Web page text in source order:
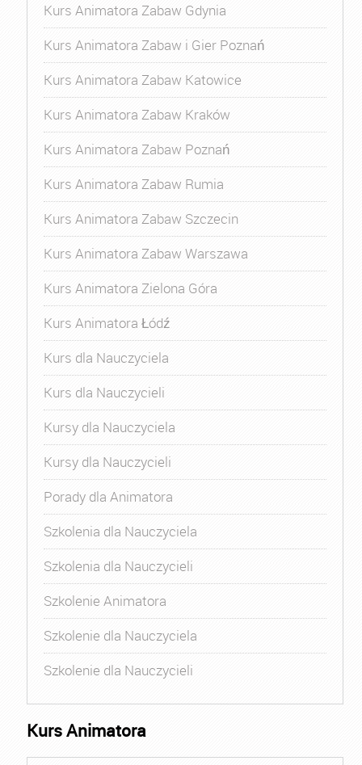
Kurs Animatora Zabaw Gdynia
Kurs Animatora Zabaw i Gier Poznań
Kurs Animatora Zabaw Katowice
Kurs Animatora Zabaw Kraków
Kurs Animatora Zabaw Poznań
Kurs Animatora Zabaw Rumia
Kurs Animatora Zabaw Szczecin
Kurs Animatora Zabaw Warszawa
Kurs Animatora Zielona Góra
Kurs Animatora Łódź
Kurs dla Nauczyciela
Kurs dla Nauczycieli
Kursy dla Nauczyciela
Kursy dla Nauczycieli
Porady dla Animatora
Szkolenia dla Nauczyciela
Szkolenia dla Nauczycieli
Szkolenie Animatora
Szkolenie dla Nauczyciela
Szkolenie dla Nauczycieli
Kurs Animatora